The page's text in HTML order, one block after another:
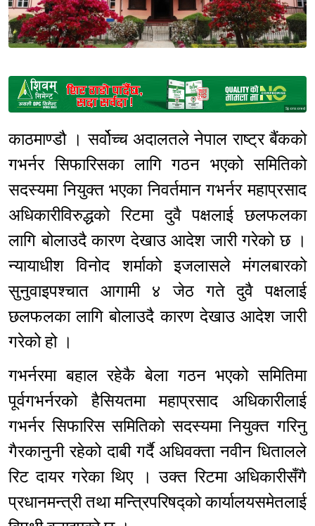
Sponsored
काठमाण्डौ । सर्वोच्च अदालतले नेपाल राष्ट्र बैंकको
गभर्नर सिफारिसका लागि गठन भएको समितिको
सदस्यमा नियुक्त भएका निवर्तमान गभर्नर महाप्रसाद
अधिकारीविरुद्धको रिटमा दुवै पक्षलाई छलफलका
लागि बोलाउदै कारण देखाउ आदेश जारी गरेको छ ।
न्यायाधीश विनोद शर्माको इजलासले मंगलबारको
सुनुवाइपश्चात आगामी ४ जेठ गते दुवै पक्षलाई
छलफलका लागि बोलाउदै कारण देखाउ आदेश जारी
गरेको हो ।
गभर्नरमा बहाल रहेकै बेला गठन भएको समितिमा
पूर्वगभर्नरको हैसियतमा महाप्रसाद अधिकारीलाई
गभर्नर सिफारिस समितिको सदस्यमा नियुक्त गरिनु
गैरकानुनी रहेको दाबी गर्दै अधिवक्ता नवीन धितालले
रिट दायर गरेका थिए । उक्त रिटमा अधिकारीसँगै
प्रधानमन्त्री तथा मन्त्रिपरिषद्को कार्यालयसमेतलाई